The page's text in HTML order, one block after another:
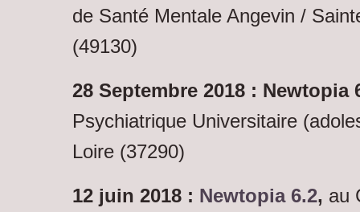
de Santé Mentale Angevin /
(49130)
28 Septembre 2018 : Newtopia
Psychiatrique Universitaire
Loire (37290)
12 juin 2018 : Newtopia 6.2, au